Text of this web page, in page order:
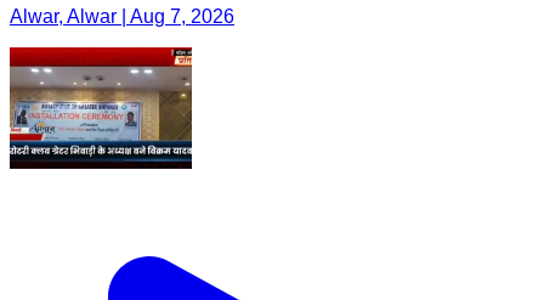
Alwar, Alwar | Aug 7, 2026